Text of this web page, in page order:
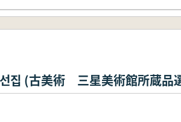
선집 (古美術 三星美術館所蔵品